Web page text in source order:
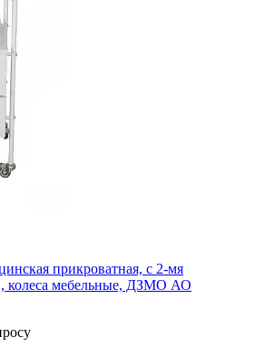
прикроватная, с 2-мя
мебельные, ДЗМО АО